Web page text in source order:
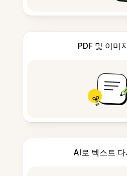
PDF 및 이미
AI로 텍스트 다